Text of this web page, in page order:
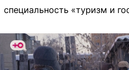
специальность «туризм и